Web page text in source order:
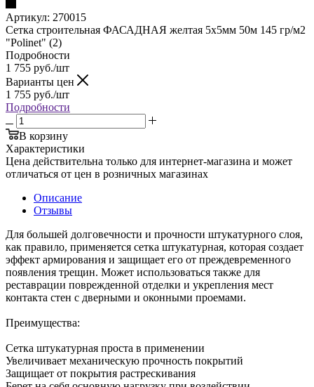
Артикул: 270015
Сетка строительная ФАСАДНАЯ желтая 5х5мм 50м 145 гр/м2
"Polinet" (2)
Подробности
1 755 руб./шт
Варианты цен
1 755 руб./шт
Подробности
В корзину
Характеристики
Цена действительна только для интернет-магазина и может
отличаться от цен в розничных магазинах
Описание
Отзывы
Для большей долговечности и прочности штукатурного слоя,
как правило, применяется сетка штукатурная, которая создает
эффект армирования и защищает его от преждевременного
появления трещин. Может использоваться также для
реставрации поврежденной отделки и укрепления мест
контакта стен с дверными и оконными проемами.
Преимущества:
Сетка штукатурная проста в применении
Увеличивает механическую прочность покрытий
Защищает от покрытия растрескивания